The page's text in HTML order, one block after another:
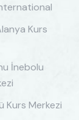
Kurs
İnebolu
Kurs Merkezi